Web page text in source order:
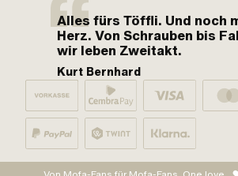
Alles fürs Töffli. Und noch
Herz. Von Schrauben bis
wir leben Zweitakt.
Kurt Bernhard